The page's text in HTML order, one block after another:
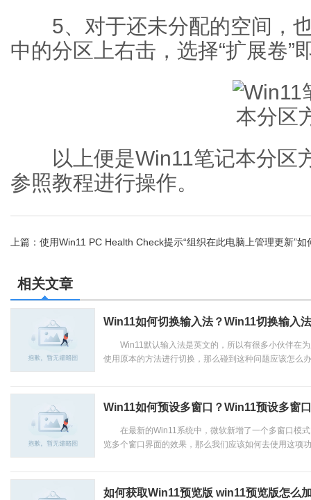
5、对于还未分配的空间，也
中的分区上右击，选择“扩展卷”
以上便是Win11笔记本分区
参照教程进行操作。
上篇： 使用Win11 PC Health Check提示“组织在此电脑上管理更新”如
相关文章
Win11如何切换输入法？Win11切换输入
Win11默认输入法是英文的，所以有很多小伙伴在为
使用原本的方法进行切换，那么碰到这种问题应该怎么
Win11如何预设多窗口？Win11预设多窗
在最新的Win11系统中，微软新增了一个多窗口模式
览多个窗口界面的效果，那么我们应该如何去使用这项
如何获取Win11预览版 win11预览版怎么